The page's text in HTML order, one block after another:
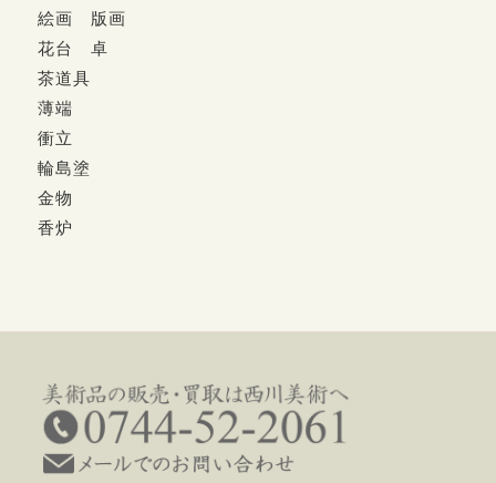
絵画 版画
花台 卓
茶道具
薄端
衝立
輪島塗
金物
香炉